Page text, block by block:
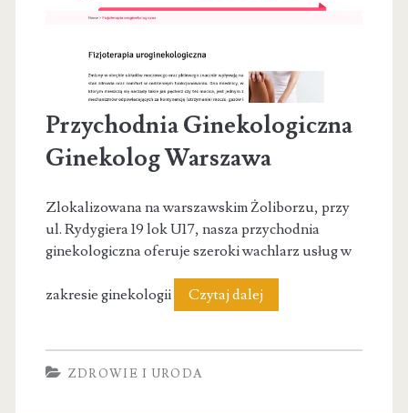
Przychodnia Ginekologiczna
Ginekolog Warszawa
Zlokalizowana na warszawskim Żoliborzu, przy
ul. Rydygiera 19 lok U17, nasza przychodnia
ginekologiczna oferuje szeroki wachlarz usług w
zakresie ginekologii Czytaj dalejPrzychodnia
ZDROWIE I URODA